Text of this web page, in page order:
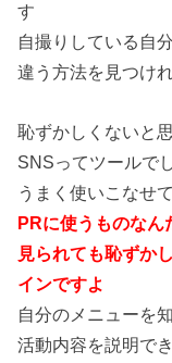
す
自撮りしている自
違う方法を見つけ
恥ずかしくないと
SNSってツールで
うまく使いこなせ
PRに使うものなん
見られても恥ずか
インですよ
自分のメニューを
活動内容を説明で